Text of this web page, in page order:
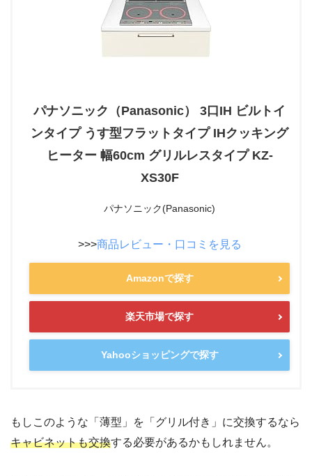
パナソニック（Panasonic） 3口IH ビルトイ
ンタイプ うす型フラットタイプ IHクッキング
ヒーター 幅60cm グリルレスタイプ KZ-
XS30F
パナソニック(Panasonic)
>>>商品レビュー・口コミを見る
Amazonで探す
楽天市場で探す
Yahooショッピングで探す
もしこのような「薄型」を「グリル付き」に交換するなら
キャビネットも交換する必要があるかもしれません。